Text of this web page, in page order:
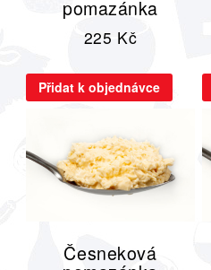
pomazánka
225 Kč
Přidat k objednávce
Česneková